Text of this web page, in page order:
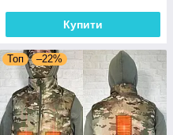
Купити
Топ –22%